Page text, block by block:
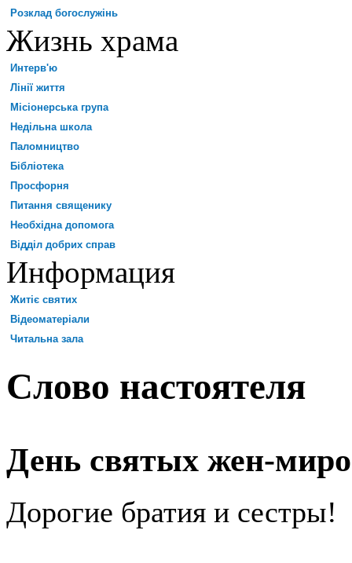
Розклад богослужінь
Жизнь храма
Интерв'ю
Лінії життя
Місіонерська група
Недільна школа
Паломництво
Бібліотека
Просфорня
Питання священику
Необхідна допомога
Відділ добрих справ
Информация
Житіє святих
Відеоматеріали
Читальна зала
Слово настоятеля
День святых жен-
Дорогие братия и сестры!